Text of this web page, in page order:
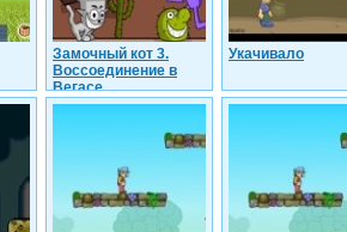
Замочный кот 3.
Воссоединение в
Вегасе
Укачивало